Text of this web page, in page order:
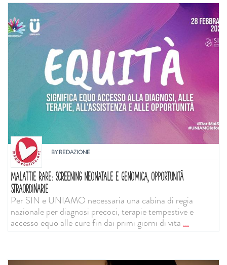
BYREDAZIONE
MALATTIE RARE: SCREENING NEONATALE E GENOMICA, OPPORTUNITÀ
STRAORDINARIE
Per SIN e UNIAMO necessaria una cabina di regia
nazionale per diagnosi precoci, terapie tempestive e
accesso equo alle cure fin dai primi giorni di vita ...